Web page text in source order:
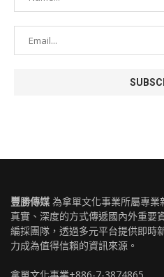
豐勝傳媒 為拿單文化事業所屬專業
真實、深度的方式傳遞國內外重要
編採團隊，透過多元平台提供即時
力成為值得信賴的資訊來源。